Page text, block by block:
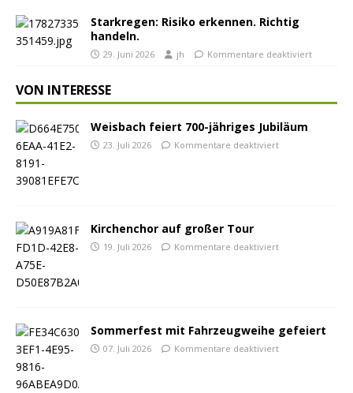
Starkregen: Risiko erkennen. Richtig
handeln.
29. Juni 2026 jh Kommentare deaktiviert
VON INTERESSE
Weisbach feiert 700-jähriges Jubiläum
23. Juli 2026 Kommentare deaktiviert
Kirchenchor auf großer Tour
19. Juli 2026 Kommentare deaktiviert
Sommerfest mit Fahrzeugweihe gefeiert
07. Juli 2026 Kommentare deaktiviert